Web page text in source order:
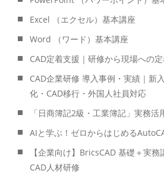
Excel （エクセル）基本講座
Word （ワード）基本講座
CAD定着支援｜研修から現場への
CAD企業研修 導入事例・実績｜新
化・CAD移行・外国人社員対応
「日商簿記2級・工業簿記」実務活
AIと学ぶ！ゼロからはじめる
【企業向け】BricsCAD 基礎＋実
CAD人材研修